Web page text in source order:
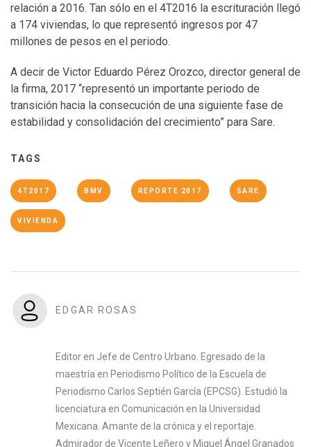
relación a 2016. Tan sólo en el 4T2016 la escrituración llegó
a 174 viviendas, lo que representó ingresos por 47
millones de pesos en el periodo.
A decir de Victor Eduardo Pérez Orozco, director general de
la firma, 2017 “representó un importante periodo de
transición hacia la consecución de una siguiente fase de
estabilidad y consolidación del crecimiento” para Sare.
TAGS
4T2017 BMV REPORTE 2017 SARE
VIVIENDA
EDGAR ROSAS
Editor en Jefe de Centro Urbano. Egresado de la
maestría en Periodismo Político de la Escuela de
Periodismo Carlos Septién García (EPCSG). Estudió la
licenciatura en Comunicación en la Universidad
Mexicana. Amante de la crónica y el reportaje.
Admirador de Vicente Leñero y Miguel Ángel Granados